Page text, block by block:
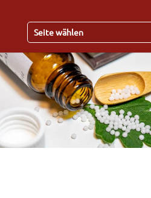
Seite wählen